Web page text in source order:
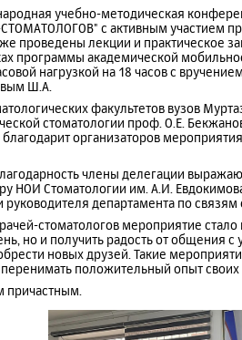
учебно-методическая
с активным участием
проведены лекции и практическое
программы академической
нагрузкой на 18 часов с
Ш.А.
факультетов вузов
стоматологии проф. О.Е.
организаторов
члены делегации
НОИ Стоматологии им. А.И.
руководителя департамента по
стоматологов мероприятие
но и получить радость от общения с
новых друзей. Такие
положительный опыт своих
причастным.